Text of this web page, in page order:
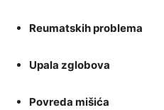
Reumatskih problema
Upala zglobova
Povreda mišića